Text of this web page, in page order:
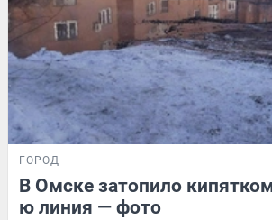
ГОРОД
В Омске затопило
ю линия — фото